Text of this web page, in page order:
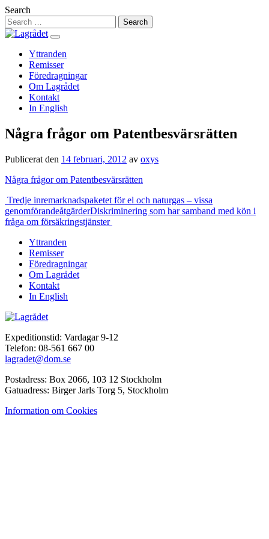
Hoppa
till
innehåll
Search
Yttranden
Remisser
Föredragningar
Om Lagrådet
Kontakt
In English
Några frågor om Patentbesvärsrätten
Publicerat den 14 februari, 2012 av oxys
Några frågor om Patentbesvärsrätten
Inläggsnavigering
Tredje inremarknadspaketet för el och naturgas – vissa
genomförandeåtgärderDiskriminering som har samband med kön i
fråga om försäkringstjänster
Yttranden
Remisser
Föredragningar
Om Lagrådet
Kontakt
In English
Expeditionstid: Vardagar 9-12
Telefon: 08-561 667 00
lagradet@dom.se
Postadress: Box 2066, 103 12 Stockholm
Gatuadress: Birger Jarls Torg 5, Stockholm
Information om Cookies